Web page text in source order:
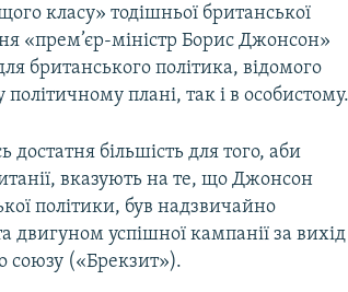
класу» тодішньої британської
«прем’єр-міністр Борис Джонсон»
британського політика, відомого
плані, так і в особистому.
більшість для того, аби
вказують на те, що Джонсон
політики, був надзвичайно
двигуном успішної кампанії за вихід
союзу («Брекзит»).